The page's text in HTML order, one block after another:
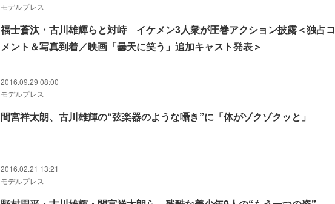
モデルプレス
福士蒼汰・古川雄輝らと対峙 イケメン3人衆が圧巻アクション披露＜独占コ
メント＆写真到着／映画「曇天に笑う」追加キャスト発表＞
2016.09.29 08:00
モデルプレス
間宮祥太朗、古川雄輝の“弦楽器のような囁き”に「体がゾクゾクッと」
2016.02.21 13:21
モデルプレス